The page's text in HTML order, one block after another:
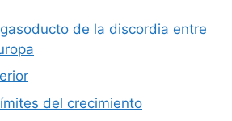
de la discordia entre
del crecimiento